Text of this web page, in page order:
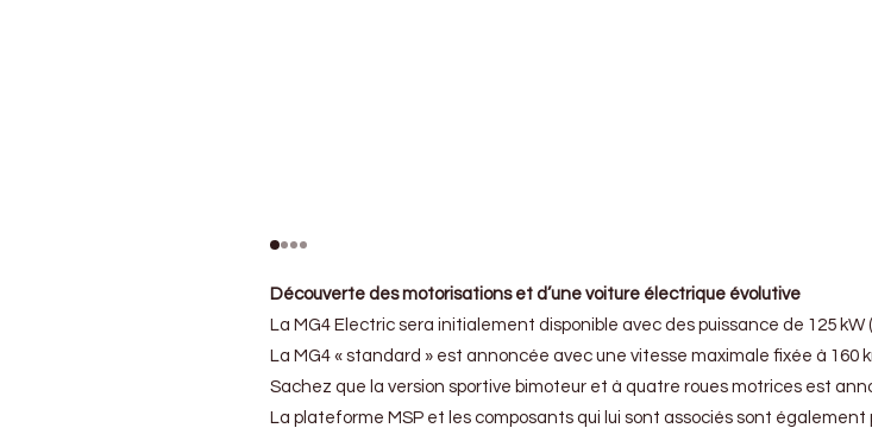
Découverte des motorisations et d’une voiture électrique évolutive
La MG4 Electric sera initialement disponible avec des puissance de 125
La MG4 « standard » est annoncée avec une vitesse maximale fixée à 160
Sachez que la version sportive bimoteur et à quatre roues motrices est
La plateforme MSP et les composants qui lui sont associés sont